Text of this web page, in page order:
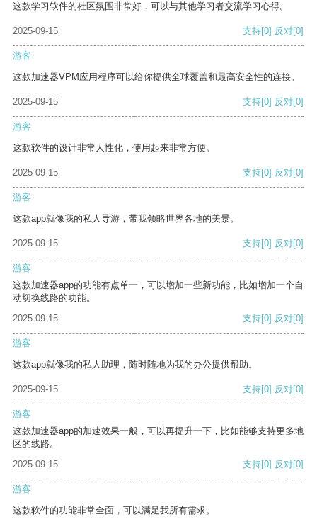
这款学习软件的社区氛围非常好，可以与其他学习者交流学习心得。
2025-09-15 支持[0] 反对[0]
游客
这款加速器VPM应用程序可以给你提供全球覆盖和最高安全性的连接。
2025-09-15 支持[0] 反对[0]
游客
这款软件的设计非常人性化，使用起来非常方便。
2025-09-15 支持[0] 反对[0]
游客
这款app就像我的私人导游，带我领略世界各地的美景。
2025-09-15 支持[0] 反对[0]
游客
这款加速器app的功能有点单一，可以增加一些新功能，比如增加一个自
动切换线路的功能。
2025-09-15
支持[0] 反对[0]
游客
这款app就像我的私人助理，随时随地为我的办公提供帮助。
2025-09-15 支持[0] 反对[0]
游客
这款加速器app的加速效果一般，可以再提升一下，比如能够支持更多地
区的线路。
2025-09-15
支持[0] 反对[0]
游客
这款软件的功能非常全面，可以满足我所有需求。